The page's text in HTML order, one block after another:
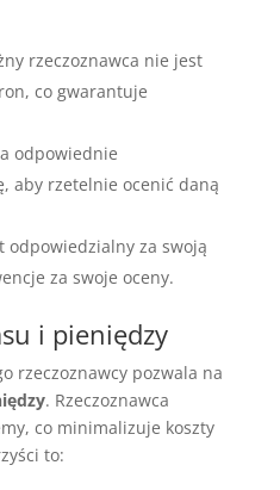
rzeczoznawca nie jest
co gwarantuje
odpowiednie
aby rzetelnie ocenić daną
odpowiedzialny za swoją
za swoje oceny.
i pieniędzy
rzeczoznawcy pozwala na
. Rzeczoznawca
co minimalizuje koszty
to: